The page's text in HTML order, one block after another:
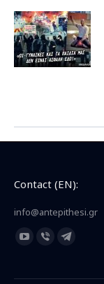
Contact (EN):
info@antepithesi.gr
Find us on:
YouTube
opens
Viber
opens
Telegram
opens